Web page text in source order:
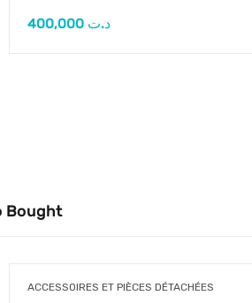
د.ت
Bought
ACCESSOIRES ET PIÈCES DÉTACHÉES